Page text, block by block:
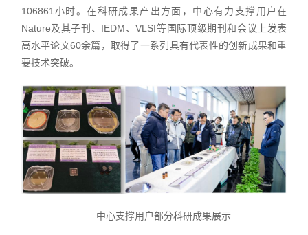
106861小时。在科研成果产出方面，中心有力支撑用户在
Nature及其子刊、IEDM、VLSI等国际顶级期刊和会议上发表
高水平论文60余篇，取得了一系列具有代表性的创新成果和重
要技术突破。
中心支撑用户部分科研成果展示